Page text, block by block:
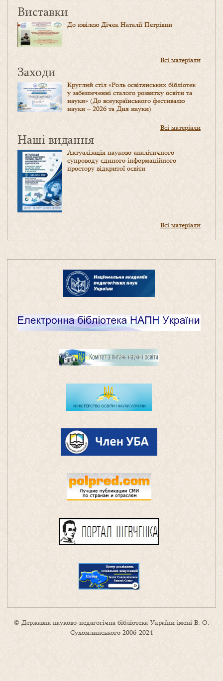
Виставки
До ювілею Дічек Наталії Петрівни
Всі матеріали
Заходи
Круглий стіл «Роль освітянських бібліотек
у забезпеченні сталого розвитку освіти та
науки» (До всеукраїнського фестивалю
науки – 2026 та Дня науки)
Всі матеріали
Наші видання
Актуалізація науково-аналітичного
супроводу єдиного інформаційного
простору відкритої освіти
Всі матеріали
© Державна науково-педагогічна бібліотека України імені В. О.
Сухомлинського 2006-2024